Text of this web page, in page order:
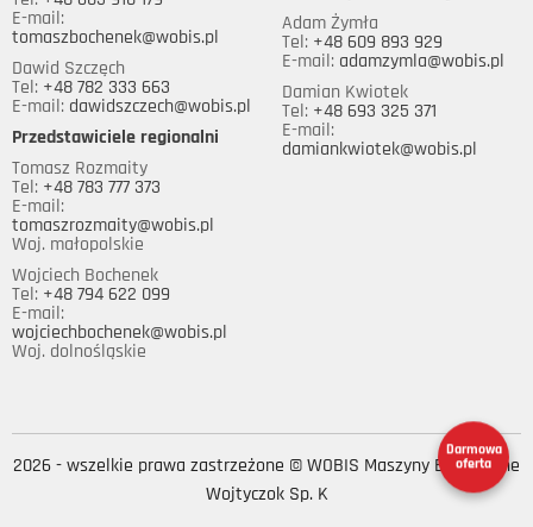
Darmowa
oferta
E-mail:
tomaszbochenek@wobis.pl
Dawid Szczęch
Tel: +48 782 333 663
E-mail: dawidszczech@wobis.pl
Przedstawiciele regionalni
Tomasz Rozmaity
Tel: +48 783 777 373
E-mail:
tomaszrozmaity@wobis.pl
Woj. małopolskie
Wojciech Bochenek
Tel: +48 794 622 099
E-mail:
wojciechbochenek@wobis.pl
Woj. dolnośląskie
Adam Żymła
Tel: +48 609 893 929
E-mail: adamzymla@wobis.pl
Damian Kwiotek
Tel: +48 693 325 371
E-mail:
damiankwiotek@wobis.pl
2026 - wszelkie prawa zastrzeżone © WOBIS Maszyny Budowlane
Wojtyczok Sp. K